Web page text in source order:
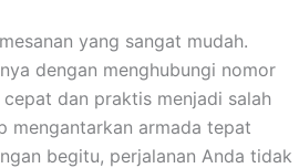
yang sangat mudah.
dengan menghubungi nomor
dan praktis menjadi salah
mengantarkan armada tepat
begitu, perjalanan Anda tidak